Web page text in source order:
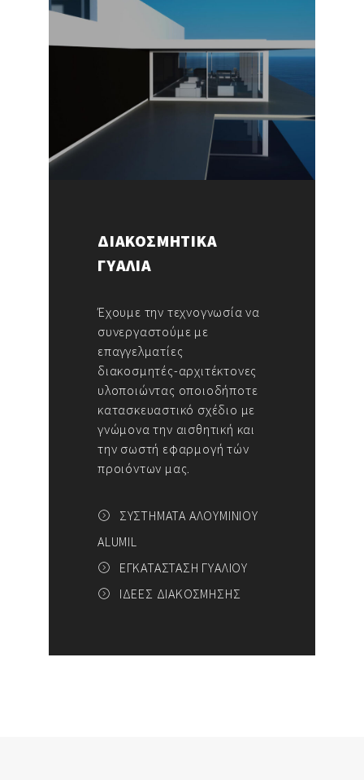
ΔΙΑΚΟΣΜΗΤΙΚΑ
ΓΥΑΛΙΑ
Έχουμε την τεχνογνωσία να
συνεργαστούμε με
επαγγελματίες
διακοσμητές-αρχιτέκτονες
υλοποιώντας οποιοδήποτε
κατασκευαστικό σχέδιο με
γνώμονα την αισθητική και
την σωστή εφαρμογή τών
προιόντων μας.
ΣΥΣΤΗΜΑΤΑ ΑΛΟΥΜΙΝΙΟΥ
ALUMIL
ΕΓΚΑΤΑΣΤΑΣΗ ΓΥΑΛΙΟΥ
ΙΔΕΕΣ ΔΙΑΚΟΣΜΗΣΗΣ